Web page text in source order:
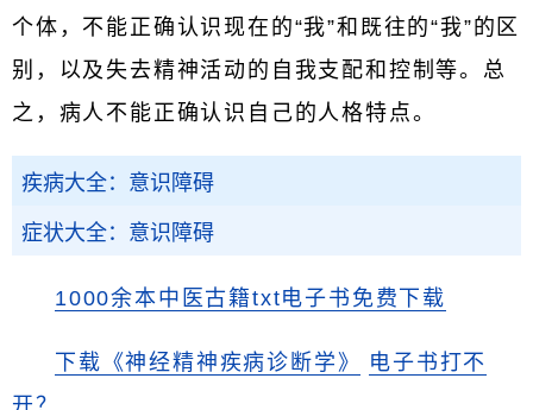
个体，不能正确认识现在的“我”和既往的“我”的区
别，以及失去精神活动的自我支配和控制等。总
之，病人不能正确认识自己的人格特点。
疾病大全：意识障碍
症状大全：意识障碍
1000余本中医古籍txt电子书免费下载
下载《神经精神疾病诊断学》
电子书打不
开？